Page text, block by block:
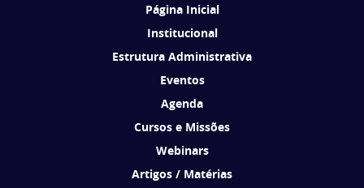
Página Inicial
Institucional
Estrutura Administrativa
Eventos
Agenda
Cursos e Missões
Webinars
Artigos / Matérias